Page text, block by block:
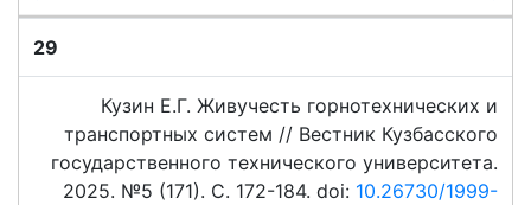
29
Кузин Е.Г. Живучесть горнотехнических и
транспортных систем // Вестник Кузбасского
государственного технического университета.
2025. №5 (171). C. 172-184. doi: 10.26730/1999-